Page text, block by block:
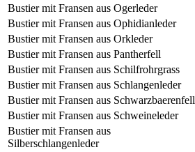
Bustier mit Fransen aus Ogerleder
Bustier mit Fransen aus Ophidianleder
Bustier mit Fransen aus Orkleder
Bustier mit Fransen aus Pantherfell
Bustier mit Fransen aus Schilfrohrgrass
Bustier mit Fransen aus Schlangenleder
Bustier mit Fransen aus Schwarzbaerenfell
Bustier mit Fransen aus Schweineleder
Bustier mit Fransen aus
Silberschlangenleder